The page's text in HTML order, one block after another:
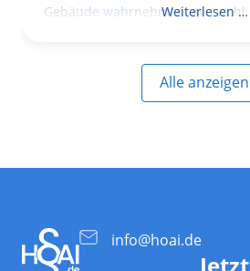
Gebäude wahrnehmen, wie wohl
Weiterlesen …
Alle anzeigen
info@hoai.de
Jetzt